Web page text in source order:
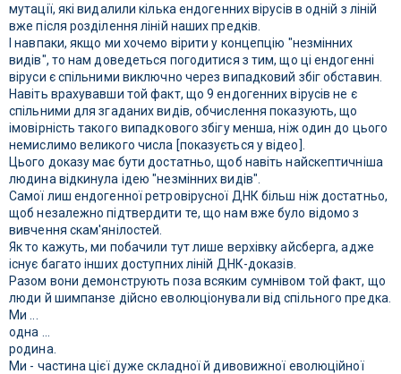
мутації, які видалили кілька ендогенних вірусів в одній з ліній
вже після розділення ліній наших предків.
І навпаки, якщо ми хочемо вірити у концепцію "незмінних
видів", то нам доведеться погодитися з тим, що ці ендогенні
віруси є спільними виключно через випадковий збіг обставин.
Навіть врахувавши той факт, що 9 ендогенних вірусів не є
спільними для згаданих видів, обчислення показують, що
імовірність такого випадкового збігу менша, ніж один до цього
немислимо великого числа [показується у відео].
Цього доказу має бути достатньо, щоб навіть найскептичніша
людина відкинула ідею "незмінних видів".
Самої лиш ендогенної ретровірусної ДНК більш ніж достатньо,
щоб незалежно підтвердити те, що нам вже було відомо з
вивчення скам'янілостей.
Як то кажуть, ми побачили тут лише верхівку айсберга, адже
існує багато інших доступних ліній ДНК-доказів.
Разом вони демонструють поза всяким сумнівом той факт, що
люди й шимпанзе дійсно еволюціонували від спільного предка.
Ми ...
одна ...
родина.
Ми - частина цієї дуже складної й дивовижної еволюційної